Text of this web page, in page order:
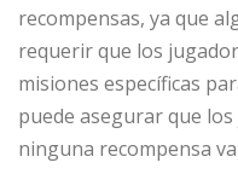
recompensas, ya que
requerir que los
misiones específicas
puede asegurar que
ninguna recompensa